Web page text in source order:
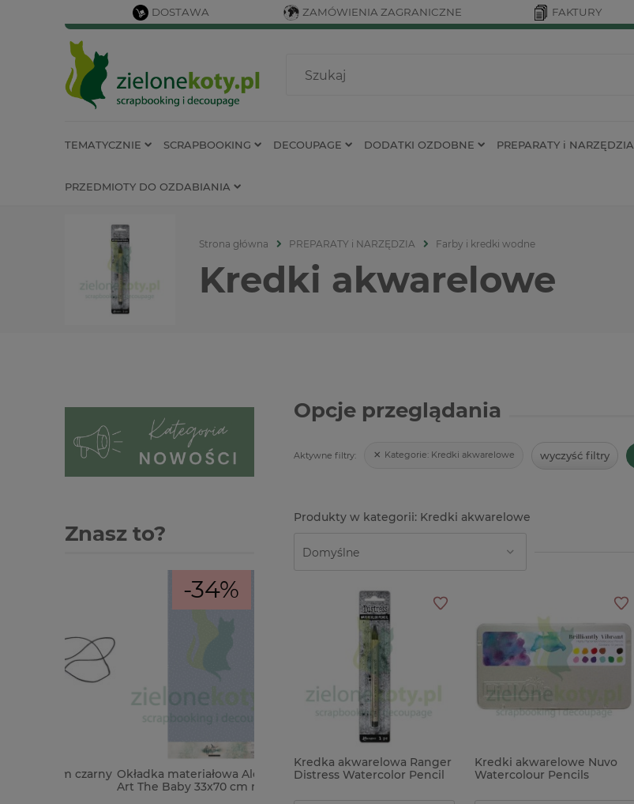
DOSTAWA ZAMÓWIENIA ZAGRANICZNE FAKTURY
TEMATYCZNIE SCRAPBOOKING DECOUPAGE DODATKI OZDOBNE PREPARATY i NARZĘDZIA
PRZEDMIOTY DO OZDABIANIA
Strona główna PREPARATY i NARZĘDZIA Farby i kredki wodne
Kredki akwarelowe
Znasz to?
-34%
Okładka materiałowa Alchemy of
Art The Baby 33x70 cm niebieska
Tektura introligatorska 1,5mm /
Folia do złoceń w rolce
Opcje przeglądania
Aktywne filtry: Kategorie: Kredki akwarelowe wyczyść filtry
Kredki akwarelowe
Kredka akwarelowa Ranger
Distress Watercolor Pencil
Kredki akwarelowe Nuvo
Watercolour Pencils